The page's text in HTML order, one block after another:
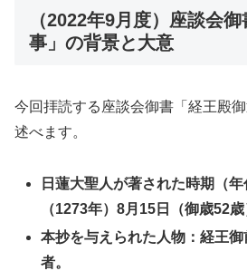
（2022年9月度）座談会
事」の背景と大意
今回拝読する座談会御書「経王殿
述べます。
日蓮大聖人が著された時期（
（1273年）8月15日（御歳52歳
本抄を与えられた人物：経王
者。